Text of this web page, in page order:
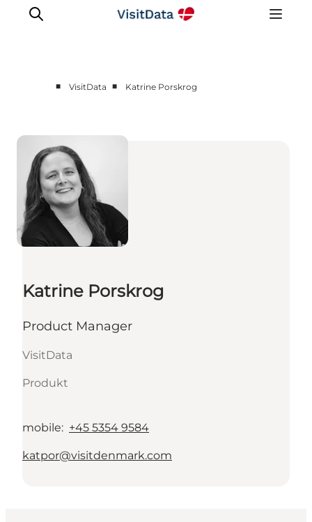
Nyheder
Kom på VisitData
Få mere ud af VisitData
■ VisitData ■ Katrine Porskrog
Katrine Porskrog
Product Manager
VisitData
Produkt
mobile: +45 5354 9584
katpor@visitdenmark.com